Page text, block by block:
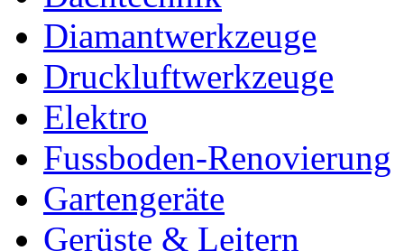
Diamantwerkzeuge
Druckluftwerkzeuge
Elektro
Fussboden-Renovierung
Gartengeräte
Gerüste & Leitern